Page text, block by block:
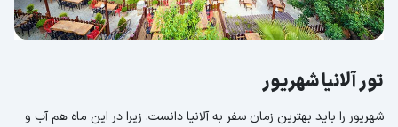
تور آلانیا شهریور
شهریور را باید بهترین زمان سفر به آلانیا دانست. زیرا در این ماه هم آب و